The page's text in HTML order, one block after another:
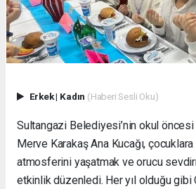
Erkek| Kadın (Haberi Sesli Oku)
Sultangazi Belediyesi’nin okul
Merve Karakaş Ana Kucağı, çocuklara
atmosferini yaşatmak ve orucu
etkinlik düzenledi. Her yıl olduğu gibi